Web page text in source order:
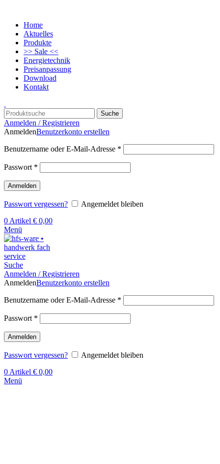
Home
Aktuelles
Produkte
>> Sale <<
Energietechnik
Preisanpassung
Download
Kontakt
Suche
Anmelden / Registrieren
AnmeldenBenutzerkonto erstellen
Benutzername oder E-Mail-Adresse *
Passwort *
Anmelden
Passwort vergessen?
Angemeldet bleiben
0 Artikel € 0,00
Menü
Suche
Anmelden / Registrieren
AnmeldenBenutzerkonto erstellen
Benutzername oder E-Mail-Adresse *
Passwort *
Anmelden
Passwort vergessen?
Angemeldet bleiben
0 Artikel € 0,00
Menü